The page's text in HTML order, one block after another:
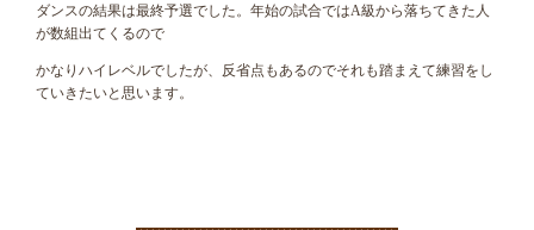
ダンスの結果は最終予選でした。年始の試合ではA級から落ちてきた人
が数組出てくるので
かなりハイレベルでしたが、反省点もあるのでそれも踏まえて練習をし
ていきたいと思います。